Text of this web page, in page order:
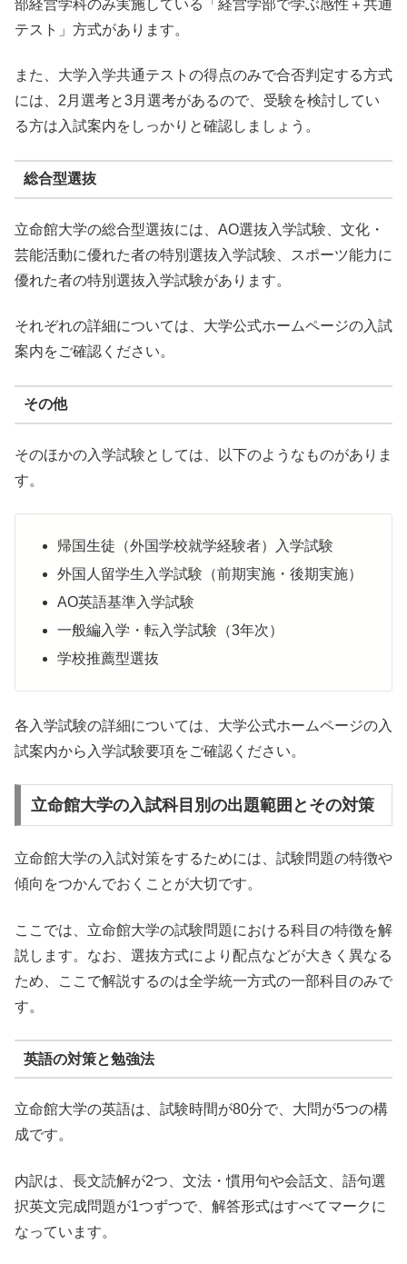
部経営学科のみ実施している「経営学部で学ぶ感性＋共通
テスト」方式があります。
また、大学入学共通テストの得点のみで合否判定する方式
には、2月選考と3月選考があるので、受験を検討してい
る方は入試案内をしっかりと確認しましょう。
総合型選抜
立命館大学の総合型選抜には、AO選抜入学試験、文化・
芸能活動に優れた者の特別選抜入学試験、スポーツ能力に
優れた者の特別選抜入学試験があります。
それぞれの詳細については、大学公式ホームページの入試
案内をご確認ください。
その他
そのほかの入学試験としては、以下のようなものがありま
す。
帰国生徒（外国学校就学経験者）入学試験
外国人留学生入学試験（前期実施・後期実施）
AO英語基準入学試験
一般編入学・転入学試験（3年次）
学校推薦型選抜
各入学試験の詳細については、大学公式ホームページの入
試案内から入学試験要項をご確認ください。
立命館大学の入試科目別の出題範囲とその対策
立命館大学の入試対策をするためには、試験問題の特徴や
傾向をつかんでおくことが大切です。
ここでは、立命館大学の試験問題における科目の特徴を解
説します。なお、選抜方式により配点などが大きく異なる
ため、ここで解説するのは全学統一方式の一部科目のみで
す。
英語の対策と勉強法
立命館大学の英語は、試験時間が80分で、大問が5つの構
成です。
内訳は、長文読解が2つ、文法・慣用句や会話文、語句選
択英文完成問題が1つずつで、解答形式はすべてマークに
なっています。